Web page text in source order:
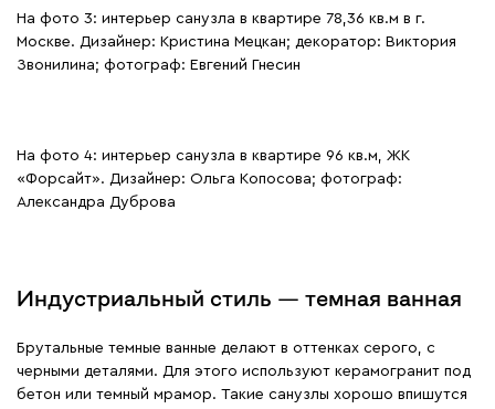
На фото 3: интерьер санузла в квартире 78,36 кв.м в г.
Москве. Дизайнер: Кристина Мецкан; декоратор: Виктория
Звонилина; фотограф: Евгений Гнесин
На фото 4: интерьер санузла в квартире 96 кв.м, ЖК
«Форсайт». Дизайнер: Ольга Копосова; фотограф:
Александра Дуброва
Индустриальный стиль — темная ванная
Брутальные темные ванные делают в оттенках серого, с
черными деталями. Для этого используют керамогранит под
бетон или темный мрамор. Такие санузлы хорошо впишутся